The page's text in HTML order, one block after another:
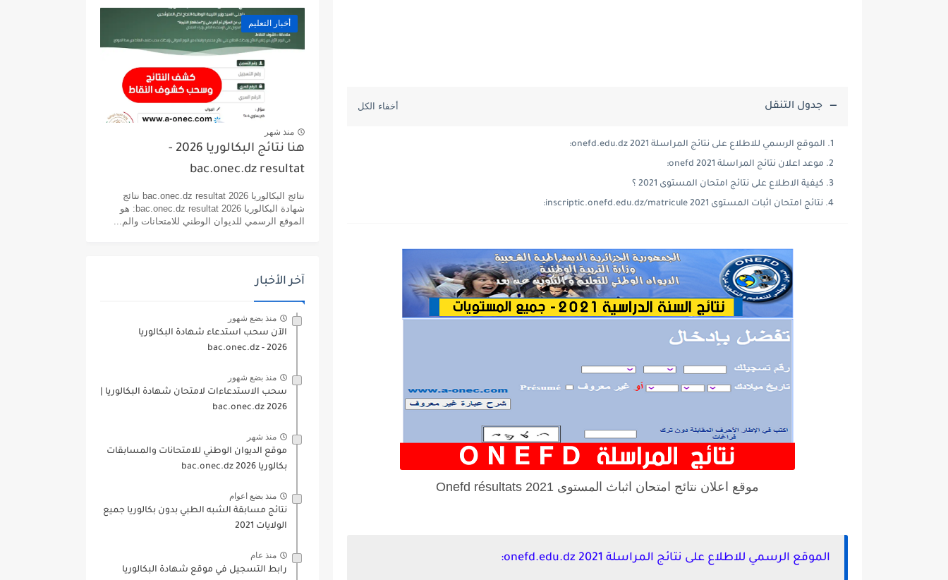
جدول التنقل
الموقع الرسمي للاطلاع على نتائج المراسلة 2021 onefd.edu.dz:
موعد اعلان نتائج المراسلة 2021 onefd:
كيفية الاطلاع على نتائج امتحان المستوى 2021 ؟
نتائج امتحان اثبات المستوى 2021 inscriptic.onefd.edu.dz/matricule:
موقع اعلان نتائج امتحان اثباث المستوى 2021 Onefd résultats
الموقع الرسمي للاطلاع على نتائج المراسلة 2021 onefd.edu.dz:
أخبار التعليم
منذ شهر
هنا نتائج البكالوريا 2026 -
bac.onec.dz resultat
نتائج البكالوريا 2026 bac.onec.dz resultat نتائج
شهادة البكالوريا 2026 bac.onec.dz resultat: هو
الموقع الرسمي للديوان الوطني للامتحانات والم...
آخر الأخبار
منذ بضع شهور
الآن سحب استدعاء شهادة البكالوريا
bac.onec.dz - 2026
منذ بضع شهور
سحب الاستدعاءات لامتحان شهادة البكالوريا |
2026 bac.onec.dz
منذ شهر
موقع الديوان الوطني للامتحانات والمسابقات
بكالوريا 2026 bac.onec.dz
منذ بضع اعوام
نتائج مسابقة الشبه الطبي بدون بكالوريا جميع
الولايات 2021
منذ عام
رابط التسجيل في موقع شهادة البكالوريا